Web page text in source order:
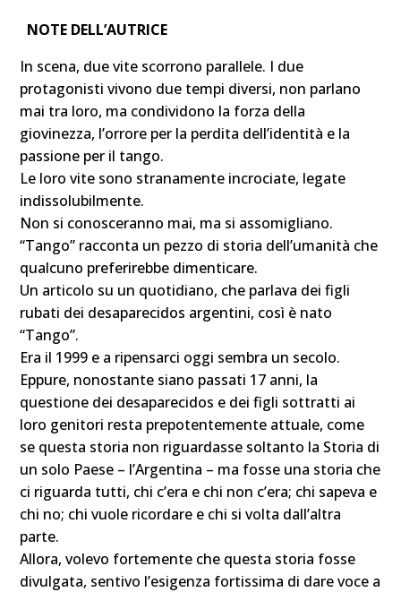
NOTE DELL’AUTRICE
In scena, due vite scorrono parallele. I due
protagonisti vivono due tempi diversi, non parlano
mai tra loro, ma condividono la forza della
giovinezza, l’orrore per la perdita dell’identità e la
passione per il tango.
Le loro vite sono stranamente incrociate, legate
indissolubilmente.
Non si conosceranno mai, ma si assomigliano.
“Tango” racconta un pezzo di storia dell’umanità che
qualcuno preferirebbe dimenticare.
Un articolo su un quotidiano, che parlava dei figli
rubati dei desaparecidos argentini, così è nato
“Tango”.
Era il 1999 e a ripensarci oggi sembra un secolo.
Eppure, nonostante siano passati 17 anni, la
questione dei desaparecidos e dei figli sottratti ai
loro genitori resta prepotentemente attuale, come
se questa storia non riguardasse soltanto la Storia di
un solo Paese – l’Argentina – ma fosse una storia che
ci riguarda tutti, chi c’era e chi non c’era; chi sapeva e
chi no; chi vuole ricordare e chi si volta dall’altra
parte.
Allora, volevo fortemente che questa storia fosse
divulgata, sentivo l’esigenza fortissima di dare voce a